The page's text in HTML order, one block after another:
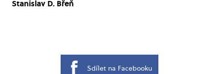
Stanislav D. Břeň
Sdílet na Facebooku